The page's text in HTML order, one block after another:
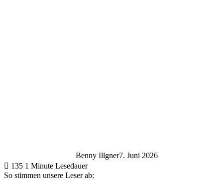
Benny Illgner7. Juni 2026
135 1 Minute Lesedauer
So stimmen unsere Leser ab: